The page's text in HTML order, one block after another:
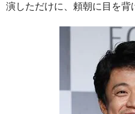
演しただけに、頼朝に目を背